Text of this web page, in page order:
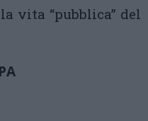
vita “pubblica” del